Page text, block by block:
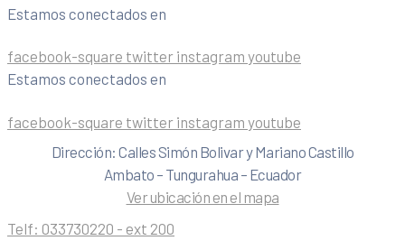
Estamos conectados en
facebook-square twitter instagram youtube
Estamos conectados en
facebook-square twitter instagram youtube
Dirección: Calles Simón Bolivar y Mariano Castillo
Ambato – Tungurahua – Ecuador
Ver ubicación en el mapa
Telf: 033730220 - ext 200